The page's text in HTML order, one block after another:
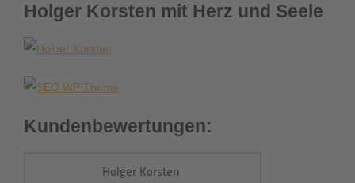
Holger Korsten mit Herz und Seele
Kundenbewertungen: